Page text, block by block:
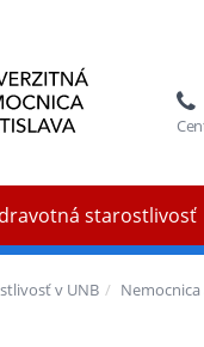
starostlivosť
v UNB